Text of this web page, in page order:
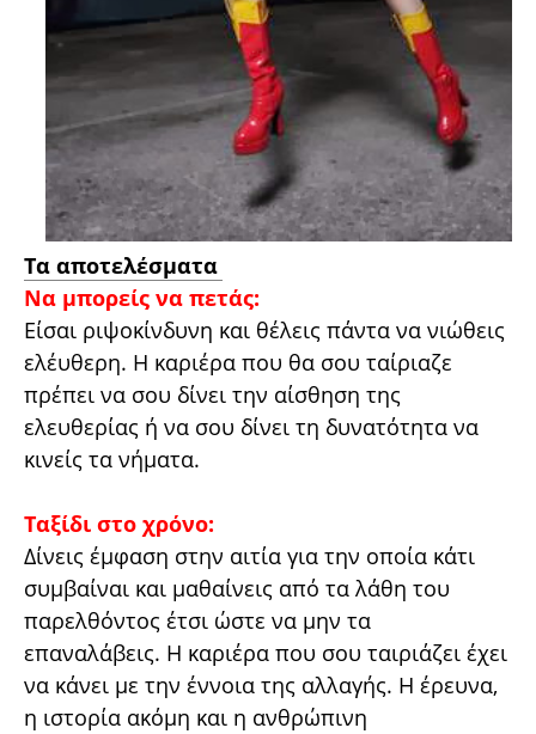
Τα αποτελέσματα
Να μπορείς να πετάς:
Είσαι ριψοκίνδυνη και θέλεις πάντα να νιώθεις
ελέυθερη. Η καριέρα που θα σου ταίριαζε
πρέπει να σου δίνει την αίσθηση της
ελευθερίας ή να σου δίνει τη δυνατότητα να
κινείς τα νήματα.
Ταξίδι στο χρόνο:
Δίνεις έμφαση στην αιτία για την οποία κάτι
συμβαίναι και μαθαίνεις από τα λάθη του
παρελθόντος έτσι ώστε να μην τα
επαναλάβεις. Η καριέρα που σου ταιριάζει έχει
να κάνει με την έννοια της αλλαγής. Η έρευνα,
η ιστορία ακόμη και η ανθρώπινη